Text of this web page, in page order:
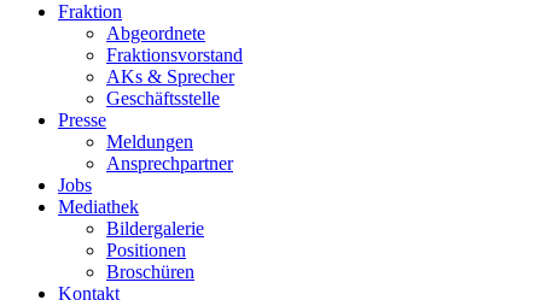
Fraktion
Abgeordnete
Fraktions­vorstand
AKs & Sprecher
Geschäftsstelle
Presse
Meldungen
Ansprechpartner
Jobs
Mediathek
Bildergalerie
Positionen
Broschüren
Kontakt